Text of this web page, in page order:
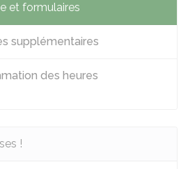
et formulaires
supplémentaires
des heures
!